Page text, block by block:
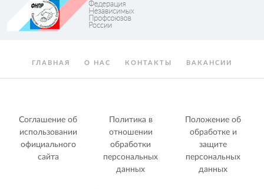
ГЛАВНАЯ О НАС КОНТАКТЫ ВАКАНСИИ
Соглашение об
использовании
официального
сайта
Политика в
отношении
обработки
персональных
данных
Положение об
обработке и
защите
персональных
данных